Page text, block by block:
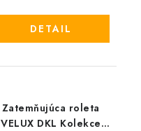
DETAIL
Zatemňujúca roleta
VELUX DKL Kolekce